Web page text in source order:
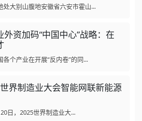
大别山腹地安徽省六安市霍山...
外资加码“中国中心”战略：在
个产业在开展“反内卷”的同...
界制造业大会智能网联新能源
，2025世界制造业大...